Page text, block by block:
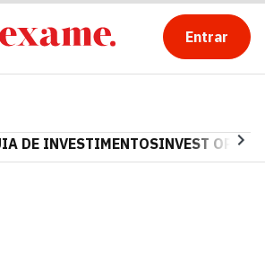
Entrar
DE INVESTIMENTOSINVEST OPINA